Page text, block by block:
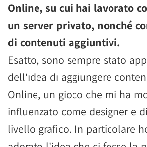
Online, su cui hai lavorato
un server privato, nonché
di contenuti aggiuntivi.
Esatto, sono sempre stato
dell'idea di aggiungere
Online, un gioco che mi ha
influenzato come designer e
livello grafico. In particolare